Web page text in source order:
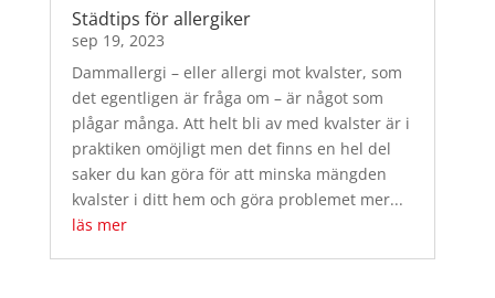
Städtips för allergiker
sep 19, 2023
Dammallergi – eller allergi mot kvalster, som
det egentligen är fråga om – är något som
plågar många. Att helt bli av med kvalster är i
praktiken omöjligt men det finns en hel del
saker du kan göra för att minska mängden
kvalster i ditt hem och göra problemet mer...
läs mer